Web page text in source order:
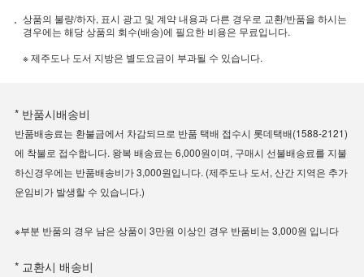
상품의 불량/하자, 표시 광고 및 계약 내용과 다른 경우로 교환/반품을 하시는
경우에는 해당 상품의 회수(배송)에 필요한 비용은 무료입니다.
※ 제주도나 도서 지방은 별도요금이 부과될 수 있습니다.
* 반품시배송비
반품배송료는 환불금에서 차감되므로 반품 택배 접수시 롯데택배(1588-2121)
에 착불로 접수합니다. 왕복 배송료는 6,000원이며, 구매시 선불배송료를 지불
하신경우에는 반품배송비가 3,000원입니다. (제주도나 도서, 산간 지역은 추가
운임비가 발생할 수 있습니다.)
※부분 반품의 경우 남은 상품이 3만원 이상인 경우 반품비는 3,000원 입니다
* 교환시 배송비